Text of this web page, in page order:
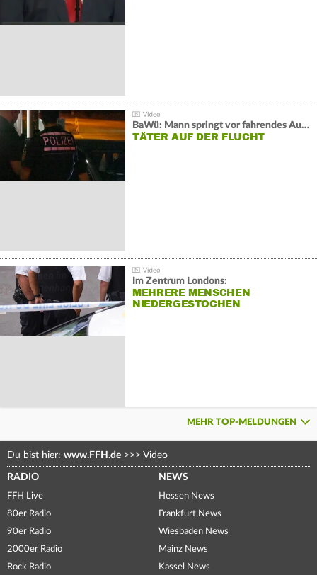
BaWü: Mann springt vor fahrendes Auto und schießt
TÄTER AUF DER FLUCHT
Im Zentrum Londons:
MEHRERE MENSCHEN
NIEDERGESTOCHEN
MEHR TOP-MELDUNGEN
Du bist hier: www.FFH.de >>> Video
RADIO
FFH Live
80er Radio
90er Radio
2000er Radio
Rock Radio
NEWS
Hessen News
Frankfurt News
Wiesbaden News
Mainz News
Kassel News